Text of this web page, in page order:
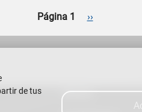
Página 1 Siguiente
››
Alumni
de tus